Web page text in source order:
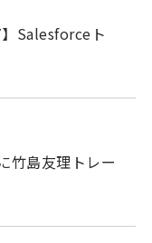
Salesforceト
竹島友理トレー